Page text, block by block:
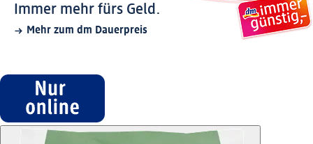
Immer mehr fürs Geld.
Mehr zum dm Dauerpreis